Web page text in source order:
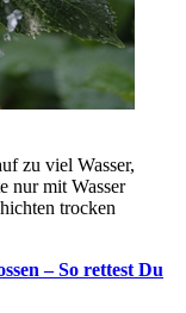
zu viel Wasser,
nur mit Wasser
trocken
– So rettest Du